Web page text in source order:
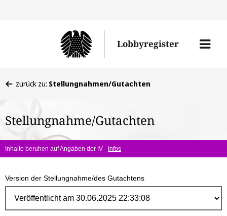
Lobbyregister
Menü
befinden
hier:
zurück zu: Stellungnahmen/Gutachten
Stellungnahme/Gutachten
Inhalte beruhen auf Angaben der IV - Infos
Version der Stellungnahme/des Gutachtens